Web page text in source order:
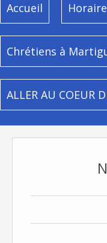
Accueil
Chrétiens à
ALLER AU COEUR